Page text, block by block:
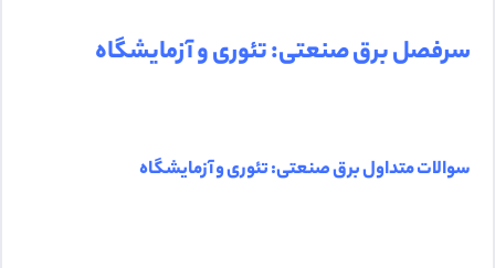
سرفصل برق صنعتی: تئوری و آزمایشگاه
سوالات متداول برق صنعتی: تئوری و آزمایشگاه